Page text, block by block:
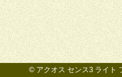
© アクオス センス3 ライト